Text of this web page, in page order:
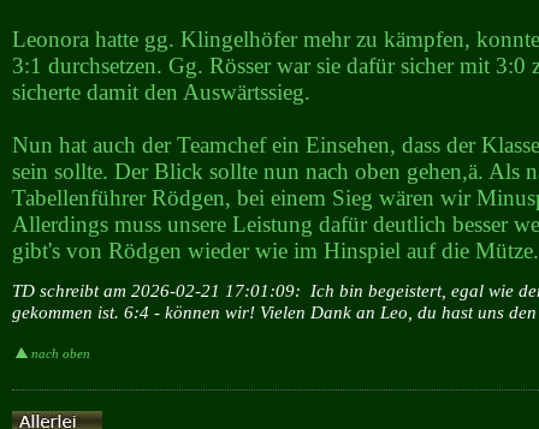
Leonora hatte gg. Klingelhöfer mehr zu kämpfen,
3:1 durchsetzen. Gg. Rösser war sie dafür sicher mit 3:0
sicherte damit den Auswärtssieg.
Nun hat auch der Teamchef ein Einsehen, dass der
sein sollte. Der Blick sollte nun nach oben gehen,ä. Als
Tabellenführer Rödgen, bei einem Sieg wären wir
Allerdings muss unsere Leistung dafür deutlich besser
gibt's von Rödgen wieder wie im Hinspiel auf die Mütze.
TD schreibt am 2026-02-21 17:01:09: Ich bin begeistert, egal wie
gekommen ist. 6:4 - können wir! Vielen Dank an Leo, du hast uns
nach oben